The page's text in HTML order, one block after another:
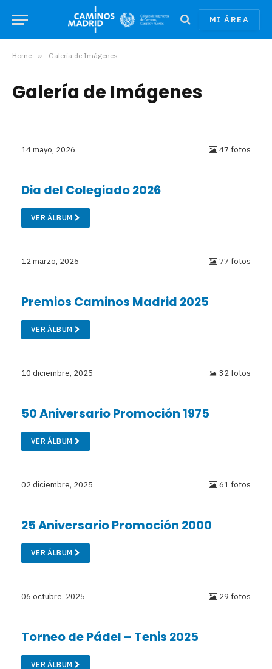
MI ÁREA
Home » Galería de Imágenes
Galería de Imágenes
14 mayo, 2026 47 fotos
Dia del Colegiado 2026
VER ÁLBUM
12 marzo, 2026 77 fotos
Premios Caminos Madrid 2025
VER ÁLBUM
10 diciembre, 2025 32 fotos
50 Aniversario Promoción 1975
VER ÁLBUM
02 diciembre, 2025 61 fotos
25 Aniversario Promoción 2000
VER ÁLBUM
06 octubre, 2025 29 fotos
Torneo de Pádel – Tenis 2025
VER ÁLBUM